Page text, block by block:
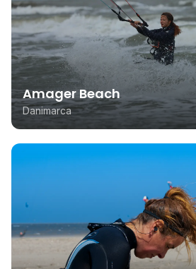
Amager Beach
Danimarca